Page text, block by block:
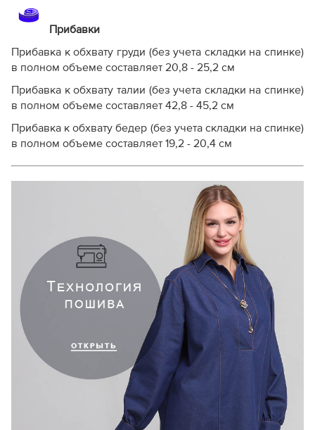
Прибавки
Прибавка к обхвату груди (без учета складки на спинке)
в полном объеме составляет 20,8 - 25,2 см
Прибавка к обхвату талии (без учета складки на спинке)
в полном объеме составляет 42,8 - 45,2 см
Прибавка к обхвату бедер (без учета складки на спинке)
в полном объеме составляет 19,2 - 20,4 см